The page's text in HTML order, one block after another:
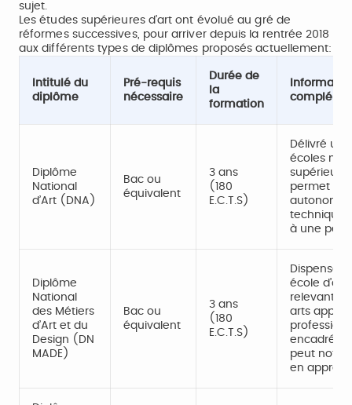
sujet.
Les études supérieures d’art ont évolué au gré de
réformes successives, pour arriver depuis la rentrée 2018
aux différents types de diplômes proposés actuellement:
Intitulé du
diplôme
Pré-requis
nécessaire
Durée de
la
formation
Diplôme
National
d’Art (DNA)
Bac ou
équivalent
3 ans
(180
E.C.T.S)
Délivré
écoles
permet de
technique,
à une
Diplôme
National
des Métiers
d’Art et du
Design (DN
MADE)
Bac ou
équivalent
3 ans
(180
E.C.T.S)
Dispensé
école
relevant
arts
encadré
peut
en